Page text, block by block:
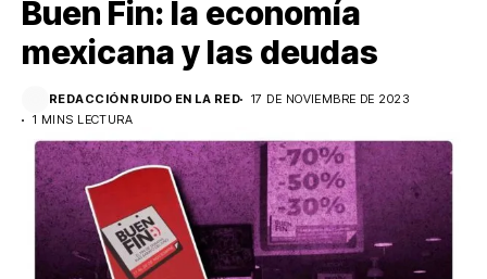
Buen Fin: la economía
mexicana y las deudas
REDACCIÓN RUIDO EN LA RED
17 DE NOVIEMBRE DE 2023
1 MINS LECTURA